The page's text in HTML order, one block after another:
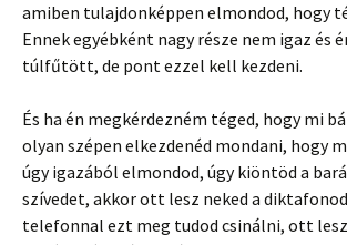
amiben tulajdonképpen elmondod, hogy
Ennek egyébként nagy része nem igaz és
túlfűtött, de pont ezzel kell kezdeni.
És ha én megkérdezném téged, hogy mi
olyan szépen elkezdenéd mondani, hogy
úgy igazából elmondod, úgy kiöntöd a
szívedet, akkor ott lesz neked a
telefonnal ezt meg tudod csinálni, ott lesz